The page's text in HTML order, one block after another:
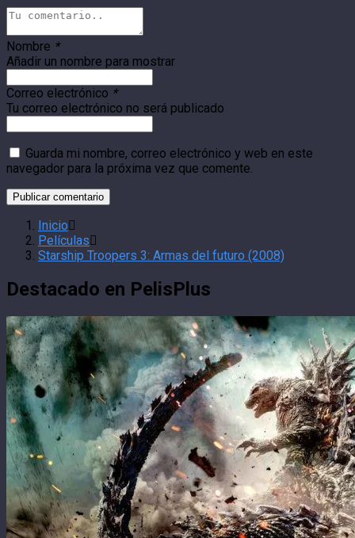
Nombre *
Añadir un nombre para mostrar
Correo electrónico *
Tu correo electrónico no será publicado
Guarda mi nombre, correo electrónico y web en este
navegador para la próxima vez que comente.
Inicio
Películas
Starship Troopers 3: Armas del futuro (2008)
Destacado en PelisPlus